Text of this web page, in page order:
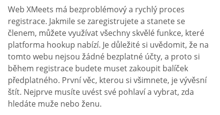
Web XMeets má bezproblémový a rychlý proces
registrace. Jakmile se zaregistrujete a stanete se
členem, můžete využívat všechny skvělé funkce, které
platforma hookup nabízí. Je důležité si uvědomit, že na
tomto webu nejsou žádné bezplatné účty, a proto si
během registrace budete muset zakoupit balíček
předplatného. První věc, kterou si všimnete, je vývěsní
štít. Nejprve musíte uvést své pohlaví a vybrat, zda
hledáte muže nebo ženu.